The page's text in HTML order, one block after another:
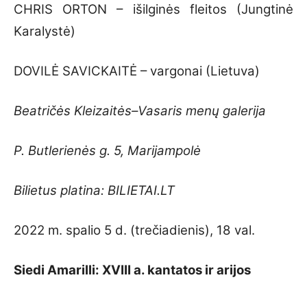
CHRIS ORTON – išilginės fleitos (Jungtinė
Karalystė)
DOVILĖ SAVICKAITĖ – vargonai (Lietuva)
Beatričės Kleizaitės–Vasaris menų galerija
P. Butlerienės g. 5, Marijampolė
Bilietus platina: BILIETAI.LT
2022 m. spalio 5 d. (trečiadienis), 18 val.
Siedi Amarilli: XVIII a. kantatos ir arijos